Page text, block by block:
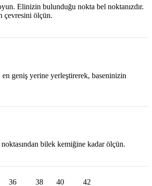
Elinizin bulunduğu nokta bel noktanızdır.
çevresini ölçün.
en geniş yerine yerleştirerek, baseninizin
bilek kemiğine kadar ölçün.
36 38 40
42